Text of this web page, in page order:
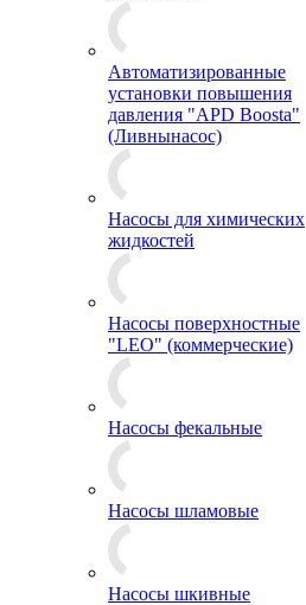
Автоматизированные
установки повышения
давления "APD Boosta"
(Ливнынасос)
Насосы для химических
жидкостей
Насосы поверхностные
"LEO" (коммерческие)
Насосы фекальные
Насосы шламовые
Насосы шкивные